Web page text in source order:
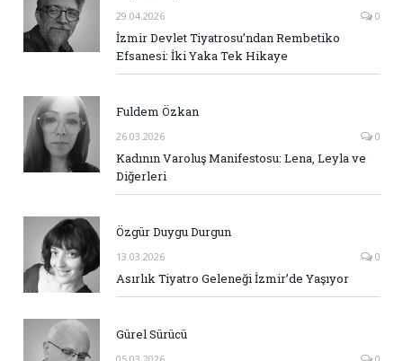
29.04.2026 0
İzmir Devlet Tiyatrosu’ndan Rembetiko
Efsanesi: İki Yaka Tek Hikaye
Fuldem Özkan
26.03.2026 0
Kadının Varoluş Manifestosu: Lena, Leyla ve
Diğerleri
Özgür Duygu Durgun
13.03.2026 0
Asırlık Tiyatro Geleneği İzmir’de Yaşıyor
Gürel Sürücü